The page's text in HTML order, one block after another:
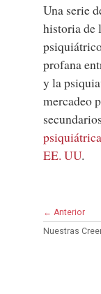
Una serie
historia de
profana
y la
mercadeo
EE. UU.
← Anterior
Nuestras